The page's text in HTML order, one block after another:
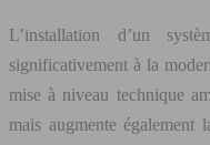
L’installation d’un
significativement à la
mise à niveau technique
mais augmente également